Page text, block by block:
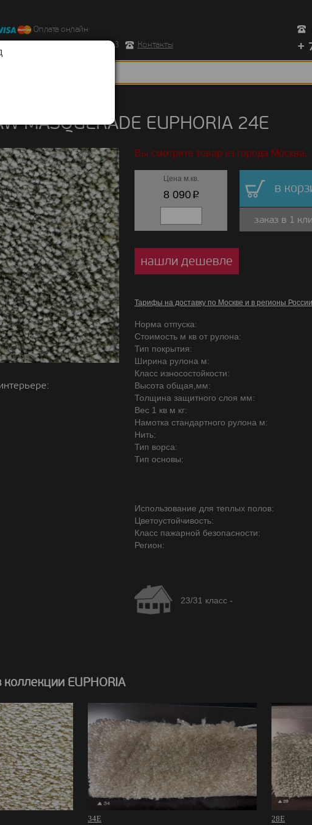
Оплата онлайн
Республиканская д.43 корпус 3
Контакты
+
MASQUERADE EUPHORIA 24E
Вы смотрите товар из города Москва.
Цена м.кв.
8 090p в
заказ в 1
нашли дешевле
Тарифы на доставку по Москве и в регионы России
Норма отпуска:
Стоимость м кв от рулона:
Тип покрытия:
Ширина рулона м:
Класс износостойкости:
Высота общая,мм:
Толщина защитного слоя мм:
Вес 1 кв м кг:
Намотка стандартного рулона м:
Нить:
Тип ворса:
Тип основы:
Использование для теплых полов:
Цветоустойчивость:
Класс пажарной безопасности:
Регион:
23/31 класс -
EUPHORIA
34E 28E